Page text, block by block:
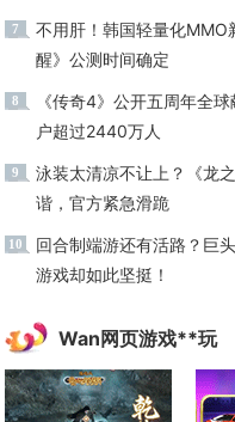
7
不用肝！韩国轻量化MMO
醒》公测时间确定
8
《传奇4》公开五周年全
户超过2440万人
9
泳装太清凉不让上？《龙
谐，官方紧急滑跪
10
回合制端游还有活路？巨
游戏却如此坚挺！
Wan网页游戏**玩